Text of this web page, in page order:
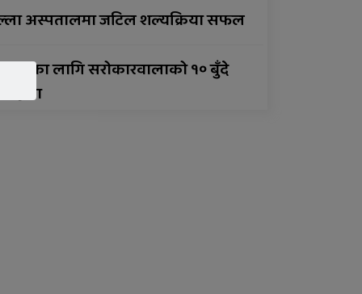
अस्पतालमा जटिल शल्यक्रिया सफल
लागि सरोकारवालाको १० बुँदे